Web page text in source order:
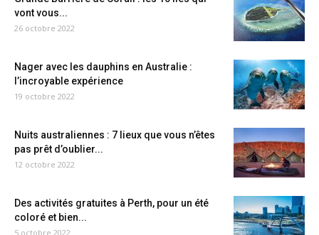
vont vous...
26 octobre 2022
Nager avec les dauphins en Australie :
l’incroyable expérience
19 octobre 2022
Nuits australiennes : 7 lieux que vous n’êtes
pas prêt d’oublier...
12 octobre 2022
Des activités gratuites à Perth, pour un été
coloré et bien...
5 octobre 2022